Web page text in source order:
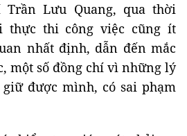
Trần Lưu Quang, qua thời
thực thi công việc cũng ít
nhất định, dẫn đến mắc
một số đồng chí vì những lý
được mình, có sai phạm